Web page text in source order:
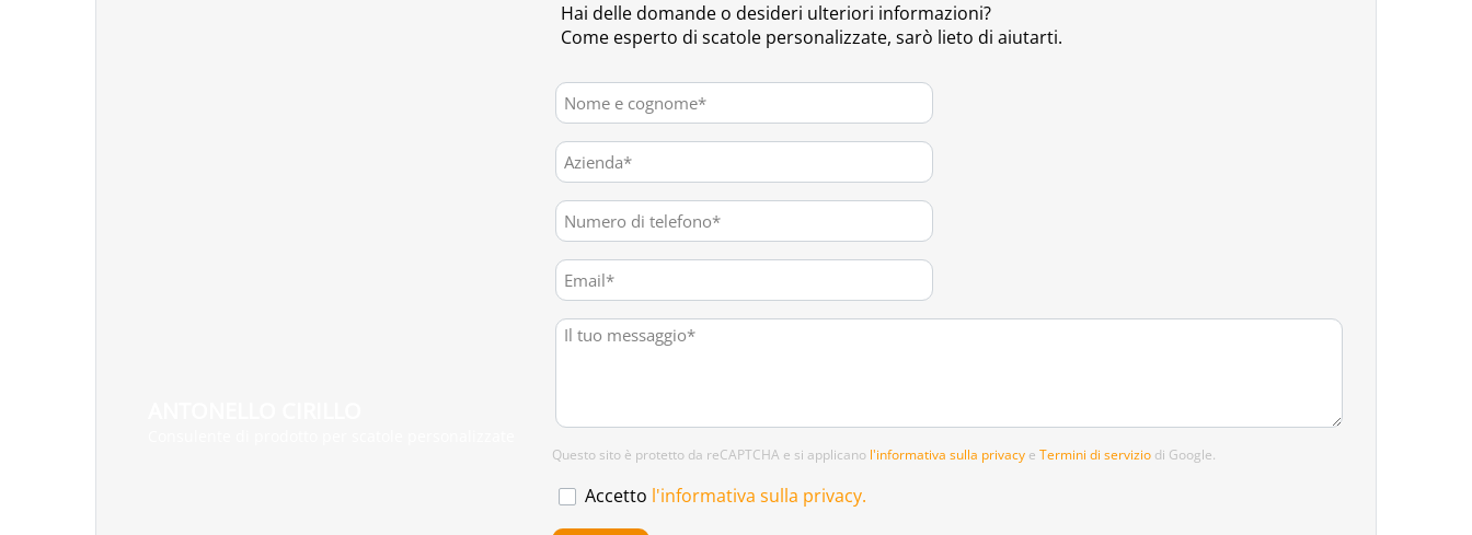
Hai delle domande o desideri ulteriori informazioni?
Come esperto di scatole personalizzate, sarò lieto di aiutarti.
Questo sito è protetto da reCAPTCHA e si applicano l'informativa sulla privacy eTermini di servizio di Google.
Accetto l'informativa sulla privacy.